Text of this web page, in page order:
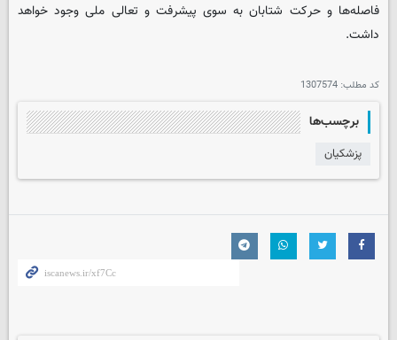
فاصله‌ها و حرکت شتابان به سوی پیشرفت و تعالی ملی وجود خواهد
داشت.
کد مطلب: 1307574
برچسب‌ها
پزشکیان